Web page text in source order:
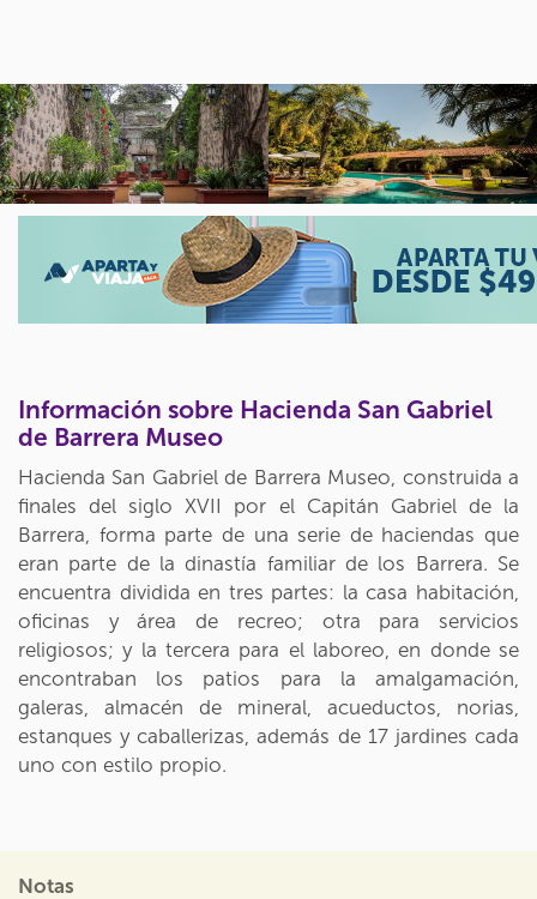
Información sobre Hacienda San Gabriel
de Barrera Museo
Hacienda San Gabriel de Barrera Museo, construida a
finales del siglo XVII por el Capitán Gabriel de la
Barrera, forma parte de una serie de haciendas que
eran parte de la dinastía familiar de los Barrera. Se
encuentra dividida en tres partes: la casa habitación,
oficinas y área de recreo; otra para servicios
religiosos; y la tercera para el laboreo, en donde se
encontraban los patios para la amalgamación,
galeras, almacén de mineral, acueductos, norias,
estanques y caballerizas, además de 17 jardines cada
uno con estilo propio.
Notas